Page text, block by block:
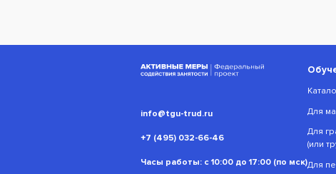
info@tgu-trud.ru
+7 (495) 032-66-46
Часы работы: с 10:00 до 17:00 (по мск)
Для
Для
(или
Для